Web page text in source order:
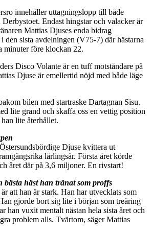
innehåller uttagningslopp till både
Endast hingstar och valacker är
Mattias Djuses enda bidrag
den sista avdelningen (V75-7) där hästarna
minuter före klockan 22.
Disco Volante är en tuff motståndare på
Djuse är emellertid nöjd med både läge
bilen med startraske Dartagnan Sisu.
lite grand och skaffa oss en vettig position
lite återhållet.
Djuse kvittera ut
lärlingsår. Första året körde
året där på 3,6 miljoner. En rivstart!
bästa häst han tränat som proffs
att han är stark. Han har utvecklats som
gjorde bort sig lite i början som treåring
han vuxit mentalt nästan hela sista året och
problem alls. Tvärtom, säger Mattias